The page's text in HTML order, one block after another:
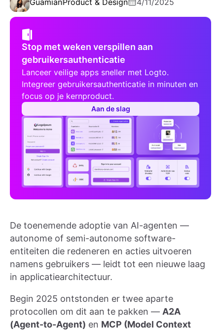
GuamianProduct & Design 4/11/2025
Stop met weken verspillen aan
gebruikersauthenticatie
Lanceer veilige apps sneller met Logto.
Integreer gebruikersauthenticatie in minuten en
focus op je kernproduct.
Aan de slag
De toenemende adoptie van AI-agenten —
autonome of semi-autonome software-
entiteiten die redeneren en acties uitvoeren
namens gebruikers — leidt tot een nieuwe laag
in applicatiearchitectuur.
Begin 2025 ontstonden er twee aparte
protocollen om dit aan te pakken — A2A
(Agent-to-Agent) en MCP (Model Context